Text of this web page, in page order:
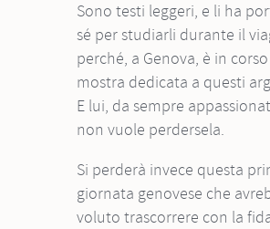
Sono testi leggeri, e li ha portati con
sé per studiarli durante il
perché, a Genova, è in
mostra dedicata a questi
E lui, da sempre
non vuole perdersela.
Si perderà invece questa prima
giornata genovese che
voluto trascorrere con la